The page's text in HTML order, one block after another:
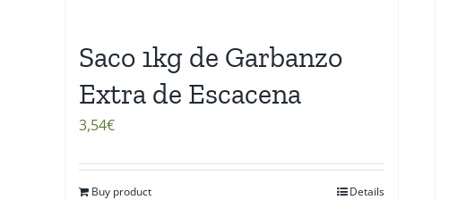
Saco 1kg de Garbanzo
Extra de Escacena
3,54€
Buy product Details